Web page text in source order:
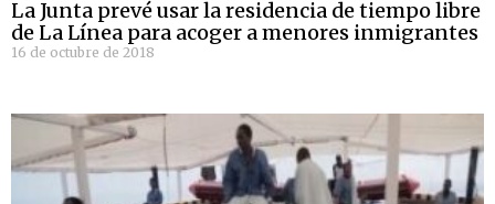
La Junta prevé usar la residencia de tiempo libre
de La Línea para acoger a menores inmigrantes
16 de octubre de 2018